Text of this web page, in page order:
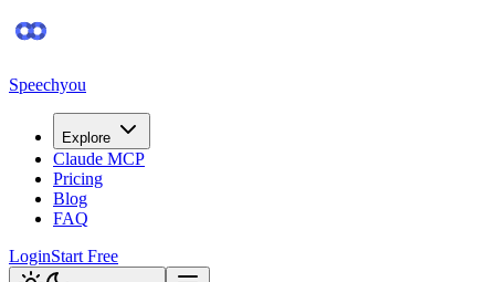
Speechyou
Explore
Claude MCP
Pricing
Blog
FAQ
LoginStart Free